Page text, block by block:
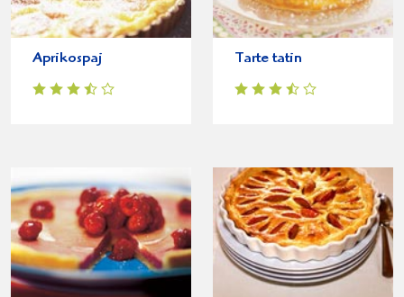
Aprikospaj Tarte tatin